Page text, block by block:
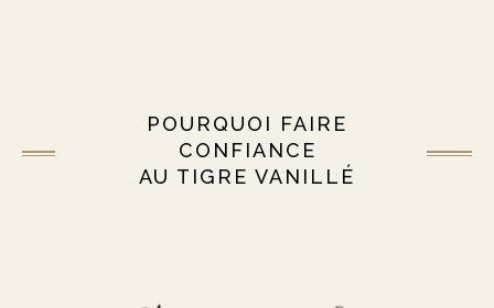
POURQUOI FAIRE
CONFIANCE
AU TIGRE VANILLÉ